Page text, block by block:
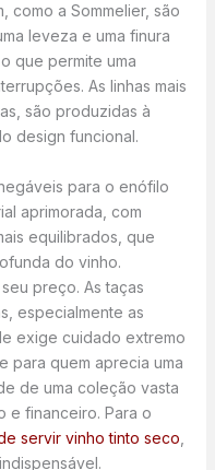
como a Sommelier, são
leveza e uma finura
que permite uma
As linhas mais
são produzidas à
design funcional.
para o enófilo
aprimorada, com
equilibrados, que
do vinho.
preço. As taças
especialmente as
exige cuidado extremo
para quem aprecia uma
de uma coleção vasta
e financeiro. Para o
servir vinho tinto seco